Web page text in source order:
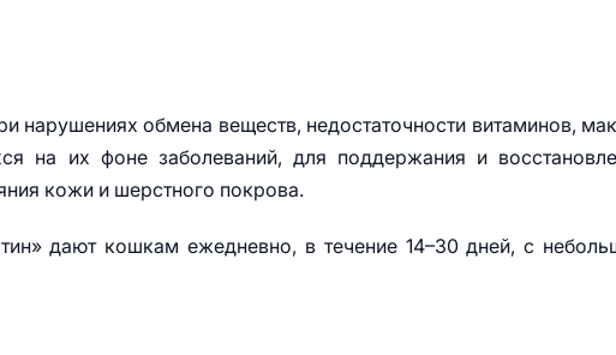
нарушениях обмена веществ, недостаточности витаминов,
на их фоне заболеваний, для поддержания и
кожи и шерстного покрова.
дают кошкам ежедневно, в течение 14–30 дней, с